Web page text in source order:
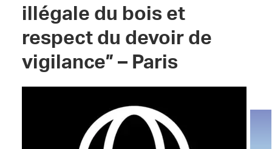
illégale du bois et
respect du devoir de
vigilance” – Paris